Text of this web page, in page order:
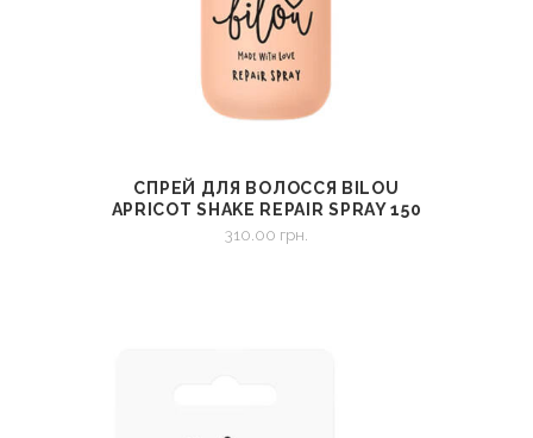
СМОТРЕТЬ В КОРЗИНУ
СПРЕЙ ДЛЯ ВОЛОССЯ BILOU
APRICOT SHAKE REPAIR SPRAY 150
МЛ
310.00 грн.